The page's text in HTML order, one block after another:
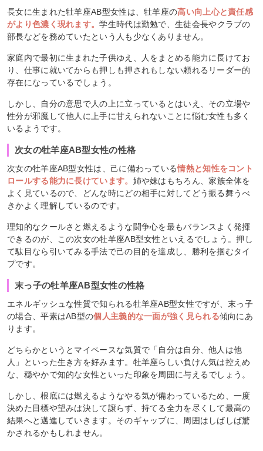
長女に生まれた牡羊座AB型女性は、牡羊座の高い向上心と責任感
がより色濃く現れます。学生時代は勤勉で、生徒会長やクラブの
部長などを務めていたという人も少なくありません。
家庭内で最初に生まれた子供ゆえ、人をまとめる能力に長けてお
り、仕事に就いてからも押しも押されもしない頼れるリーダー的
存在になっているでしょう。
しかし、自分の意思で人の上に立っているとはいえ、その立場や
性分が邪魔して他人に上手に甘えられないことに悩む女性も多く
いるようです。
次女の牡羊座AB型女性の性格
次女の牡羊座AB型女性は、己に備わっている情熱と知性をコント
ロールする能力に長けています。 姉や妹はもちろん、家族全体を
よく見ているので、どんな時にどの相手に対してどう振る舞うべ
きかよく理解しているのです。
理知的なクールさと燃えるような闘争心を最もバランスよく発揮
できるのが、この次女の牡羊座AB型女性といえるでしょう。押し
て駄目なら引いてみる手法で己の目的を達成し、勝利を掴むタイ
プです。
末っ子の牡羊座AB型女性の性格
エネルギッシュな性質で知られる牡羊座AB型女性ですが、末っ子
の場合、平素はAB型の個人主義的な一面が強く見られる傾向にあ
ります。
どちらかというとマイペースな気質で「自分は自分、他人は他
人」といった生き方を好みます。牡羊座らしい負けん気は控えめ
な、穏やかで知的な女性といった印象を周囲に与えるでしょう。
しかし、根底には燃えるようなやる気が備わっているため、一度
決めた目標や望みは決して譲らず、持てる全力を尽くして最高の
結果へと邁進していきます。そのギャップに、周囲はしばしば驚
かされるかもしれません。